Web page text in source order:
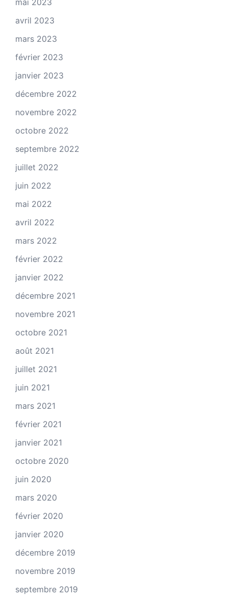
mai 2023
avril 2023
mars 2023
février 2023
janvier 2023
décembre 2022
novembre 2022
octobre 2022
septembre 2022
juillet 2022
juin 2022
mai 2022
avril 2022
mars 2022
février 2022
janvier 2022
décembre 2021
novembre 2021
octobre 2021
août 2021
juillet 2021
juin 2021
mars 2021
février 2021
janvier 2021
octobre 2020
juin 2020
mars 2020
février 2020
janvier 2020
décembre 2019
novembre 2019
septembre 2019